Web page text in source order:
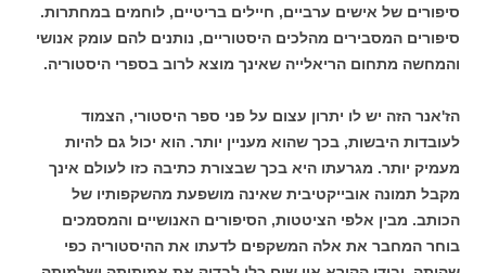
סיפורים של אישים ערביים, חיילים בריטיים, לוחמים במחתרות.
סיפורים המסבירים מהלכים היסטוריים, נותנים להם עומק אנושי
והמחשה מתחום הריאלייה שאינך מוצא לרוב בספרי היסטוריה.
הז'אנר הזה יש לו יתרון עצום על פני ספר היסטורי, הצמוד
לעובדות היבשות, בכך שהוא מעניין יותר. הוא יכול גם להיות
מעמיק יותר. מגרעתו היא בכך שבצורת כתיבה כזו לעולם אינך
מקבל תמונה אובייקטיבית שאינה מושפעת מהשקפותיו של
הכותב. מבין אלפי הציטטות, הסיפורים האנושיים והמסמכים
בוחר המחבר את אלה המשקפים לדעתו את ההיסטוריה כפי